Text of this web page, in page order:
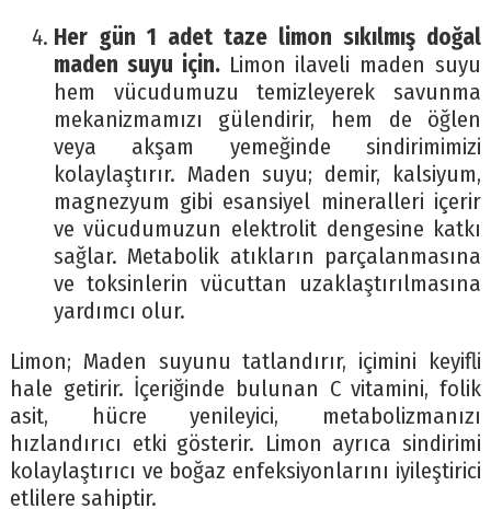
Her gün 1 adet taze limon sıkılmış doğal
maden suyu için. Limon ilaveli maden suyu
hem vücudumuzu temizleyerek savunma
mekanizmamızı gülendirir, hem de öğlen
veya akşam yemeğinde sindirimimizi
kolaylaştırır. Maden suyu; demir, kalsiyum,
magnezyum gibi esansiyel mineralleri içerir
ve vücudumuzun elektrolit dengesine katkı
sağlar. Metabolik atıkların parçalanmasına
ve toksinlerin vücuttan uzaklaştırılmasına
yardımcı olur.
Limon; Maden suyunu tatlandırır, içimini keyifli
hale getirir. İçeriğinde bulunan C vitamini, folik
asit, hücre yenileyici, metabolizmanızı
hızlandırıcı etki gösterir. Limon ayrıca sindirimi
kolaylaştırıcı ve boğaz enfeksiyonlarını iyileştirici
etlilere sahiptir.